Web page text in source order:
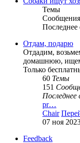
Темы
Сообщения
Отдам, подарю
Отдадим,
домашнюю, ищем
Только
60 Темы
151
Последнее
pr…
Chair
07 ноя
Feedback